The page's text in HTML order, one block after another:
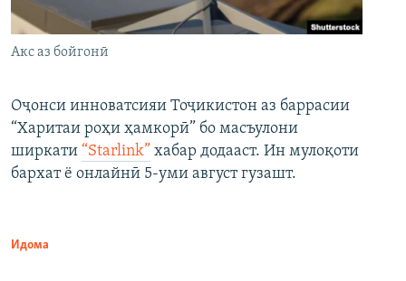
Акс аз бойгонӣ
Оҷонси инноватсияи Тоҷикистон аз баррасии
“Харитаи роҳи ҳамкорӣ” бо масъулони
ширкати “Starlink” хабар додааст. Ин мулоқоти
бархат ё онлайнӣ 5-уми август гузашт.
Идома